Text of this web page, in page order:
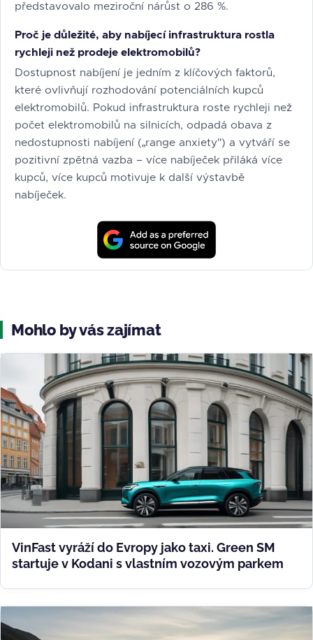
představovalo meziroční nárůst o 286 %.
Proč je důležité, aby nabíjecí infrastruktura rostla
rychleji než prodeje elektromobilů?
Dostupnost nabíjení je jedním z klíčových faktorů,
které ovlivňují rozhodování potenciálních kupců
elektromobilů. Pokud infrastruktura roste rychleji než
počet elektromobilů na silnicích, odpadá obava z
nedostupnosti nabíjení („range anxiety") a vytváří se
pozitivní zpětná vazba – více nabíječek přiláká více
kupců, více kupců motivuje k další výstavbě
nabíječek.
Mohlo by vás zajímat
VinFast vyráží do Evropy jako taxi. Green SM
startuje v Kodani s vlastním vozovým parkem